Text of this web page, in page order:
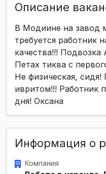
Описание
В Модиине на завод
требуется работник
качества!!!
Петах тиква с
Не физическая,
ивритом!!! Работник
дня! Оксана
Информация о
Компания